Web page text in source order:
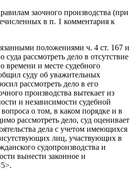
заочного производства (при
в п. 1 комментария к
положениями ч. 4 ст. 167 и
рассмотреть дело в отсутствие
времени и месте судебного
суду об уважительных
рассмотреть дело в его
производства вытекает из
и независимости судебной
о том, в каком порядке и в
рассмотреть дело, суд оценивает
дела с учетом имеющихся
лиц, участвующих в
судопроизводства и
вынести законное и